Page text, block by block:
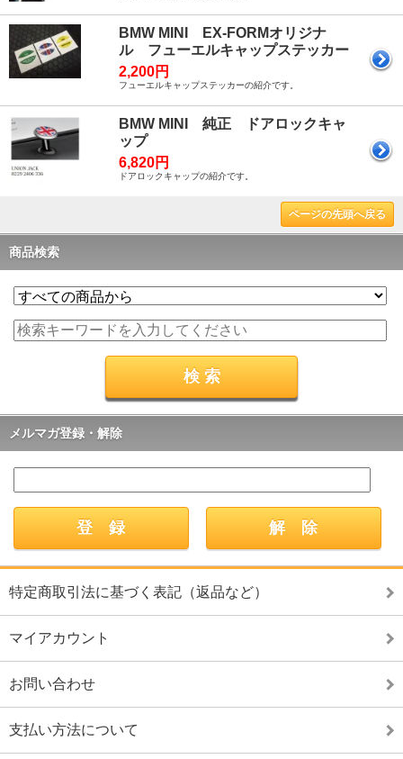
BMW MINI EX-FORMオリジナ
ル フューエルキャップステッカー
2,200円
フューエルキャップステッカーの紹介です。
BMW MINI 純正 ドアロックキャ
ップ
6,820円
ドアロックキャップの紹介です。
ページの先頭へ戻る
商品検索
メルマガ登録・解除
特定商取引法に基づく表記（返品など）
マイアカウント
お問い合わせ
支払い方法について